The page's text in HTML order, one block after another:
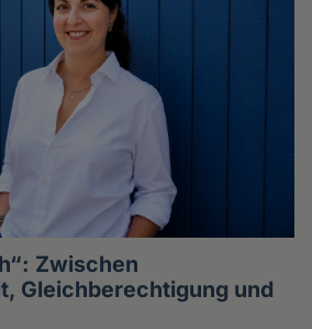
Zwischen
Gleichberechtigung und